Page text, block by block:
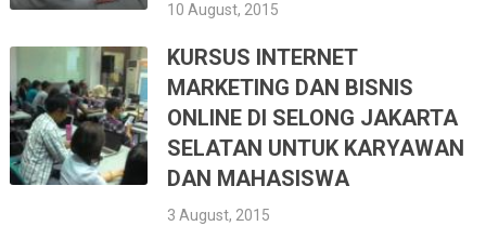
10 August, 2015
KURSUS INTERNET
MARKETING DAN BISNIS
ONLINE DI SELONG JAKARTA
SELATAN UNTUK KARYAWAN
DAN MAHASISWA
3 August, 2015